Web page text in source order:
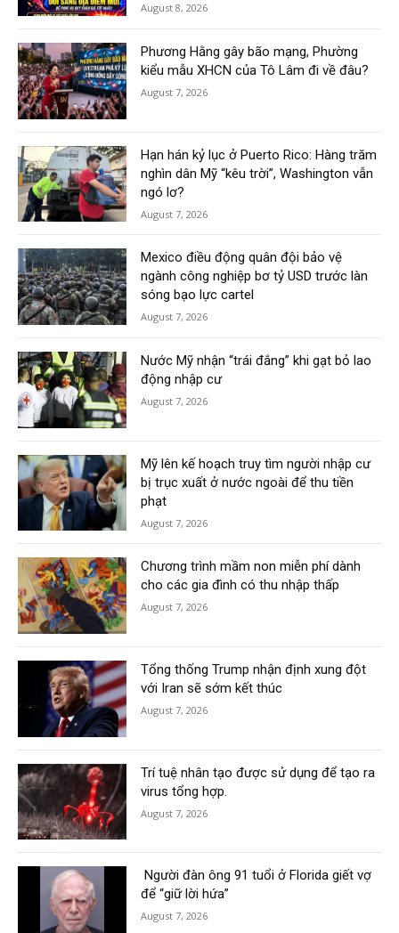
August 8, 2026
Phương Hằng gây bão mạng, Phường
kiểu mẫu XHCN của Tô Lâm đi về đâu?
August 7, 2026
Hạn hán kỷ lục ở Puerto Rico: Hàng trăm
nghìn dân Mỹ “kêu trời”, Washington vẫn
ngó lơ?
August 7, 2026
Mexico điều động quân đội bảo vệ
ngành công nghiệp bơ tỷ USD trước làn
sóng bạo lực cartel
August 7, 2026
Nước Mỹ nhận “trái đắng” khi gạt bỏ lao
động nhập cư
August 7, 2026
Mỹ lên kế hoạch truy tìm người nhập cư
bị trục xuất ở nước ngoài để thu tiền
phạt
August 7, 2026
Chương trình mầm non miễn phí dành
cho các gia đình có thu nhập thấp
August 7, 2026
Tổng thống Trump nhận định xung đột
với Iran sẽ sớm kết thúc
August 7, 2026
Trí tuệ nhân tạo được sử dụng để tạo ra
virus tổng hợp.
August 7, 2026
Người đàn ông 91 tuổi ở Florida giết vợ
để “giữ lời hứa”
August 7, 2026